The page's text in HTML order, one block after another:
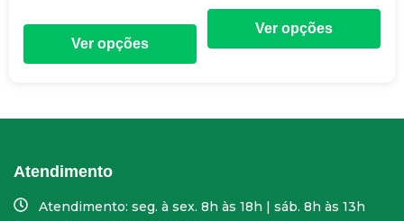
Ver opções
Ver opções
Atendimento
Atendimento: seg. à sex. 8h às 18h | sáb. 8h às 13h